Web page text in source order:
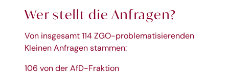
Wer stellt die Anfragen?
Von insgesamt 114 ZGO-problematisierenden
Kleinen Anfragen stammen:
106 von der AfD-Fraktion